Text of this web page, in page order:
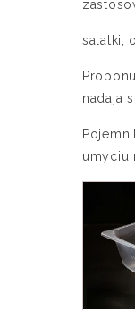
salatki,
nadaja
umyciu